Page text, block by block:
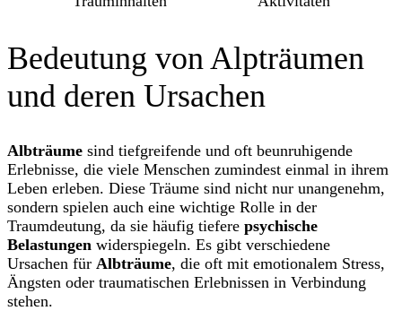
Bedeutung von Alpträumen
und deren Ursachen
Albträume sind tiefgreifende und oft beunruhigende
Erlebnisse, die viele Menschen zumindest einmal in ihrem
Leben erleben. Diese Träume sind nicht nur unangenehm,
sondern spielen auch eine wichtige Rolle in der
Traumdeutung, da sie häufig tiefere psychische
Belastungen widerspiegeln. Es gibt verschiedene
Ursachen für Albträume, die oft mit emotionalem Stress,
Ängsten oder traumatischen Erlebnissen in Verbindung
stehen.